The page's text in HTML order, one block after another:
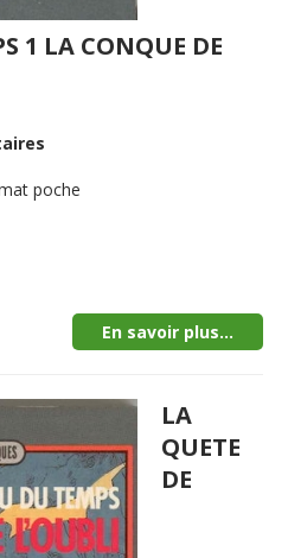
1 LA CONQUE DE
poche
En savoir plus...
LA
QUETE
DE